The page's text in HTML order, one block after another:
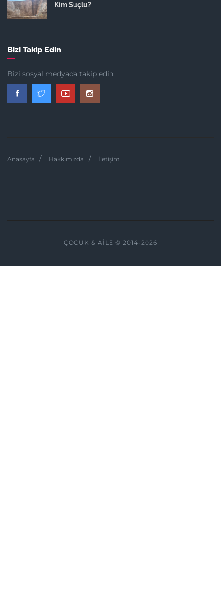
Kim Suçlu?
Bizi Takip Edin
Bizi sosyal medyada takip edin.
Anasayfa Hakkımızda İletişim
ÇOCUK & AILE © 2014-2026